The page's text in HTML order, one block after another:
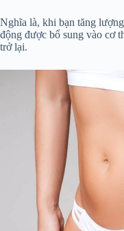
Nghĩa là, khi bạn tăng
động được bổ sung vào cơ
trở lại.